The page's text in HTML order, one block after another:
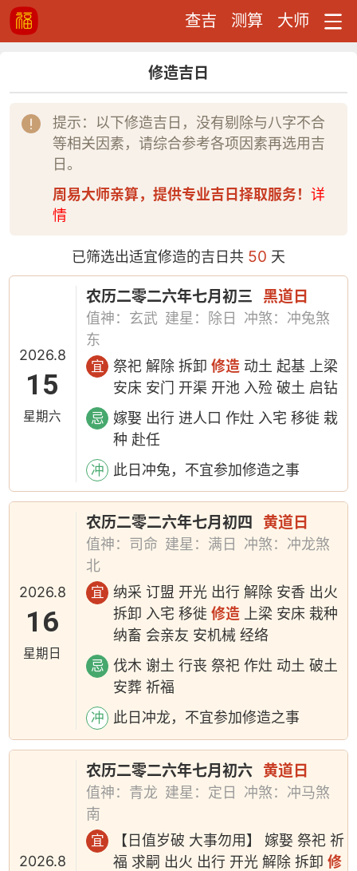
查吉 测算 大师
修造吉日
提示：以下修造吉日，没有剔除与八字不合
等相关因素，请综合参考各项因素再选用吉
日。
周易大师亲算，提供专业吉日择取服务！ 详
情
已筛选出适宜修造的吉日共 50 天
2026.8
15
星期六
农历二零二六年七月初三 黑道日
值神：玄武 建星：除日
冲煞：冲兔煞
东
宜 祭祀 解除 拆卸修造 动土 起基 上梁
安床 安门 开渠 开池 入殓 破土 启钻
忌
嫁娶 出行 进人口 作灶 入宅 移徙 栽
种 赴任
冲 此日冲兔，不宜参加修造之事
2026.8
16
星期日
农历二零二六年七月初四 黄道日
值神：司命 建星：满日
冲煞：冲龙煞
北
宜
纳采 订盟 开光 出行 解除 安香 出火
拆卸 入宅 移徙修造 上梁 安床 栽种
纳畜 会亲友 安机械 经络
忌
伐木 谢土 行丧 祭祀 作灶 动土 破土
安葬 祈福
冲 此日冲龙，不宜参加修造之事
2026.8
农历二零二六年七月初六 黄道日
值神：青龙 建星：定日
冲煞：冲马煞
南
宜
【日值岁破 大事勿用】 嫁娶 祭祀 祈
福 求嗣 出火 出行 开光 解除 拆卸修